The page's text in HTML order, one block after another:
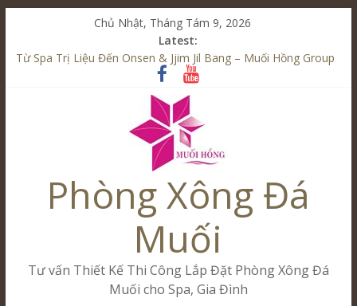
Chủ Nhật, Tháng Tám 9, 2026
Latest:
Từ Spa Trị Liệu Đến Onsen & Jjim Jil Bang – Muối Hồng Group
Kết Hợp Onsen & Jjim Jil Bang Trong Mô Hình Spa – Muối
Cham Riverside Onsen & Jjim Jil Bang Đà Nẵng Muối Hồng
Spa Jjim Jil Bang Kết Hợp Onsen – Kinh Doanh Chuẩn Sao –
Tăng Doanh Số Kinh Doanh Lắp Đặt Onsen & Jjim Jil Bang –
Muối Hồng Group
Phòng Xông Đá
Muối
Tư vấn Thiết Kế Thi Công Lắp Đặt Phòng Xông Đá
Muối cho Spa, Gia Đình